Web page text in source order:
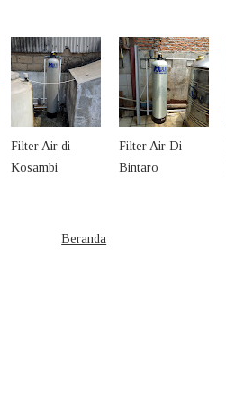
Filter Air di
Kosambi
Filter Air Di
Bintaro
Beranda